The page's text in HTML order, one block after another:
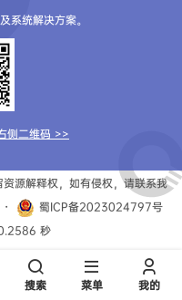
系统解决方案。
侧二维码 >>
资源解释权，如有侵权，请联系我
・
蜀ICP备2023024797号
秒
搜索 菜单 我的